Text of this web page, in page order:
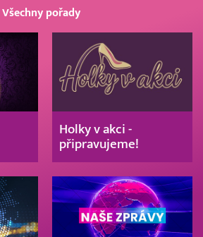
Všechny pořady
Holky v akci -
připravujeme!